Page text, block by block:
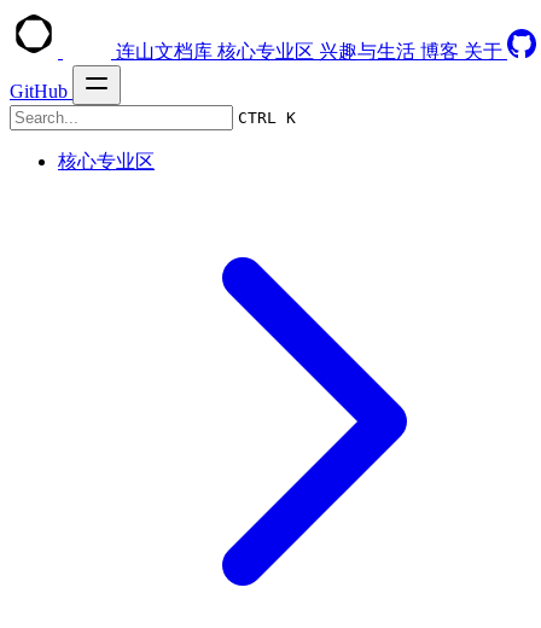
连山文档库 核心专业区 兴趣与生活 博客 关于
GitHub
CTRL K
核心专业区